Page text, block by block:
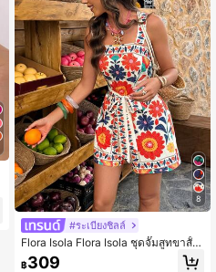
8
#ระเบียงชิลล์
Flora Isola Flora Isola ชุดจั๊มสูทขาสั้น
พิมพ์ลายสำหรับผู้หญิง เหมาะสำหรับวัน
หยุดพักผ่อน ฤดูใบไม้ผลิ/ฤดูร้อน
฿309